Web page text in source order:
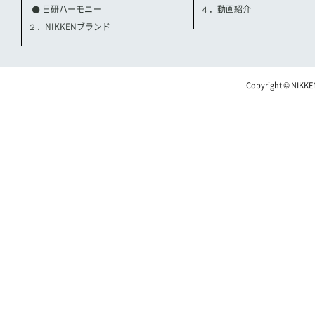
日研ハーモニー
２．NIKKENブランド
４．動画紹介
Copyright ©